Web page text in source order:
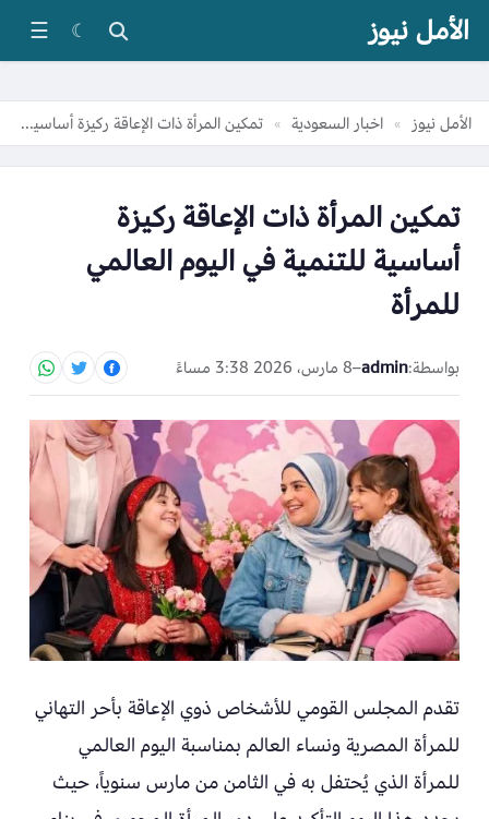
الأمل نيوز ☾
☰
الأمل نيوز » اخبار السعودية » تمكين المرأة ذات الإعاقة ركيزة أساسية للتنمية في اليوم العالمي للمرأة
تمكين المرأة ذات الإعاقة ركيزة
أساسية للتنمية في اليوم العالمي
للمرأة
بواسطة:admin
–8 مارس، 2026 3:38 مساءً
تقدم المجلس القومي للأشخاص ذوي الإعاقة بأحر التهاني
للمرأة المصرية ونساء العالم بمناسبة اليوم العالمي
للمرأة الذي يُحتفل به في الثامن من مارس سنوياً، حيث